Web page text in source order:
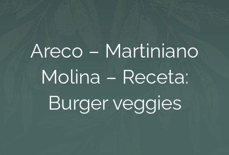
Empresa
Areco – Martiniano
Molina – Receta:
Burger veggies